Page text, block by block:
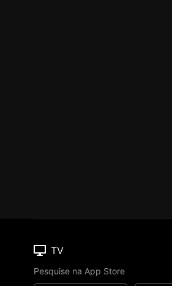
TV
Pesquise na App Store